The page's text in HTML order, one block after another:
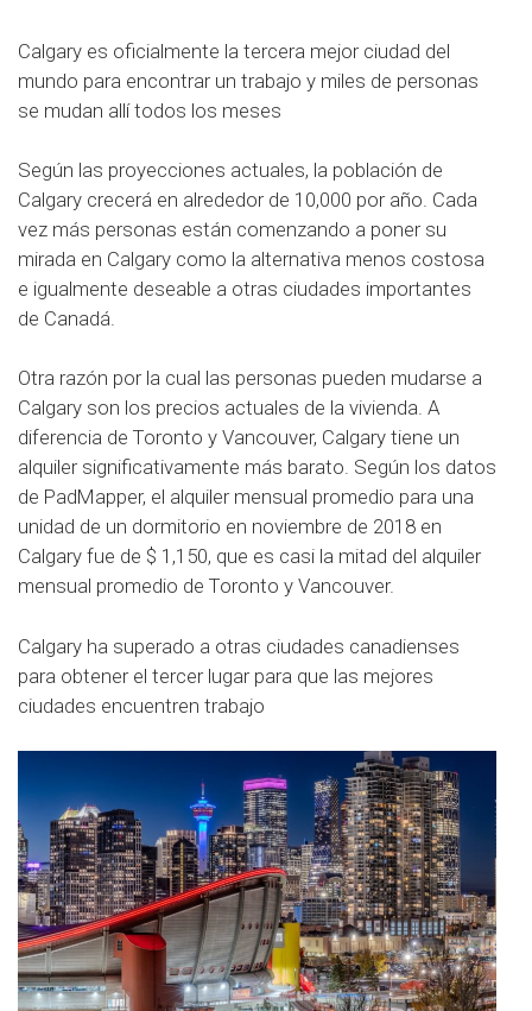
Calgary es oficialmente la tercera mejor ciudad del
mundo para encontrar un trabajo y miles de personas
se mudan allí todos los meses
Según las proyecciones actuales, la población de
Calgary crecerá en alrededor de 10,000 por año. Cada
vez más personas están comenzando a poner su
mirada en Calgary como la alternativa menos costosa
e igualmente deseable a otras ciudades importantes
de Canadá.
Otra razón por la cual las personas pueden mudarse a
Calgary son los precios actuales de la vivienda. A
diferencia de Toronto y Vancouver, Calgary tiene un
alquiler significativamente más barato. Según los datos
de PadMapper, el alquiler mensual promedio para una
unidad de un dormitorio en noviembre de 2018 en
Calgary fue de $ 1,150, que es casi la mitad del alquiler
mensual promedio de Toronto y Vancouver.
Calgary ha superado a otras ciudades canadienses
para obtener el tercer lugar para que las mejores
ciudades encuentren trabajo